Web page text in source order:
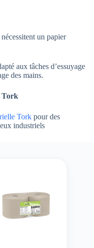
un papier
aux tâches d’essuyage
des mains.
Tork
Tork pour des
industriels